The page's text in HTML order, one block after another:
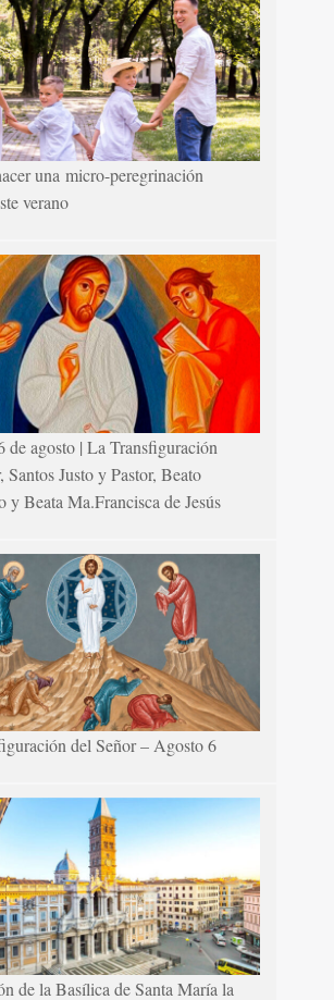
una micro-peregrinación
verano
de agosto | La Transfiguración
Santos Justo y Pastor, Beato
y Beata Ma.Francisca de Jesús
del Señor – Agosto 6
de la Basílica de Santa María la